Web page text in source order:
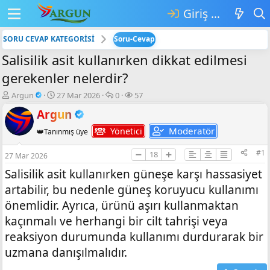
Giriş yap
SORU CEVAP KATEGORİSİ Soru-Cevap
Salisilik asit kullanırken dikkat edilmesi
gerekenler nelerdir?
K
o
n
b
u
y
u
b
a
ş
l
t
a
Argun
B
ş
a
n
ı
ç
t
a
h
i
27 Mar 2026
💬
v
a
p
a
r
0
👁️‍🗨️
r
ü
n
t
ü
l
e
m
e
57
Argun
👑Tanınmış üye Yönetici Moderatör
27 Mar 2026 ➖ 18 ➕ #1
Salisilik asit kullanırken güneşe karşı hassasiyet
artabilir, bu nedenle güneş koruyucu kullanımı
önemlidir. Ayrıca, ürünü aşırı kullanmaktan
kaçınmalı ve herhangi bir cilt tahrişi veya
reaksiyon durumunda kullanımı durdurarak bir
uzmana danışılmalıdır.